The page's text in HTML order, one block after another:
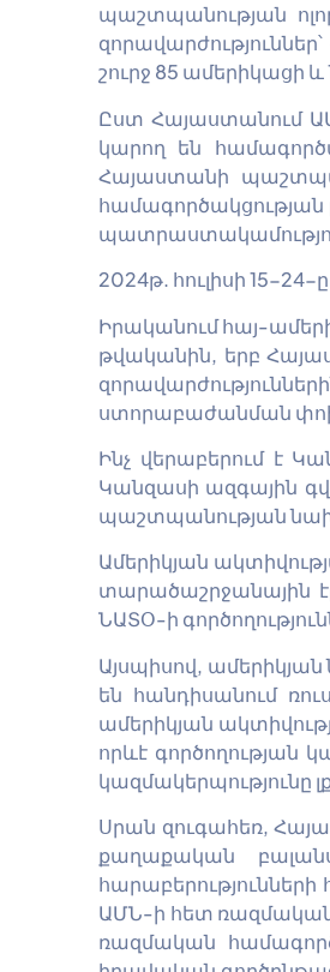
պաշտպանության
շուրջ 85 ամերիկացի և
Ըստ Հայաստանում
կարող են
Հայաստանի
համագործակցության
2024թ. հուլիսի 15-
Իրականում հայ-
թվականին, երբ
ստորաբաժանման
Ինչ վերաբերում է
Կանզասի ազգային
պաշտպանության
Ամերիկյան
տարածաշրջանային
ՆԱՏՕ-ի
Այսպիսով,
են հանդիսանում
ամերիկյան
որևէ
կազմակերպությունը
Սրան զուգահեռ,
քաղաքական
ԱՄՆ-ի հետ ռազմական
ռազմական